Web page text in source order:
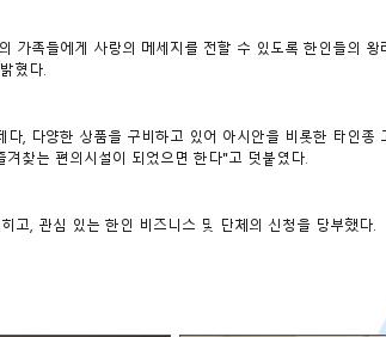
족들에게 사랑의 메세지를 전할 수 있도록 한인들의
혔다.
, 다양한 상품을 구비하고 있어 아시안을 비롯한 타인
찾는 편의시설이 되었으면 한다"고 덧붙였다.
고, 관심 있는 한인 비즈니스 및 단체의 신청을 당부했다.